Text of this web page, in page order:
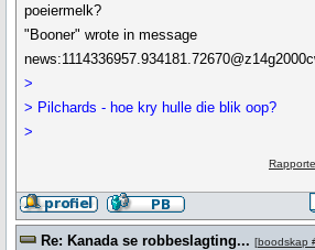
poeiermelk?
"Booner" wrote in message
>
> Pilchards - hoe kry hulle die blik oop?
>
Re: Kanada se robbeslagting... [boodskap